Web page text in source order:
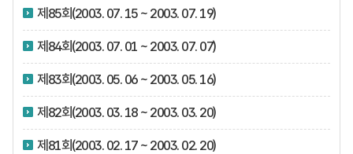
제85회(2003. 07. 15 ~ 2003. 07. 19)
제84회(2003. 07. 01 ~ 2003. 07. 07)
제83회(2003. 05. 06 ~ 2003. 05. 16)
제82회(2003. 03. 18 ~ 2003. 03. 20)
제81회(2003. 02. 17 ~ 2003. 02. 20)